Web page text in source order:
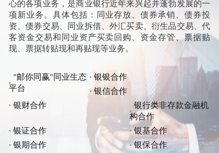
心的各项业务，是商业银行近年来兴起并蓬勃发展的一
项新业务。具体包括：同业存放、债券承销、债券投
资、债券交易、同业拆借、外汇买卖、衍生品交易、代
客资金交易和同业资产买卖回购、资金存管、票据贴
现、票据转贴现和再贴现等业务。
"邮你同赢"同业生态
平台
银银合作
银信合作
银财合作
银行类非存款金融机
构合作
银证合作
银基合作
银期合作
银保合作